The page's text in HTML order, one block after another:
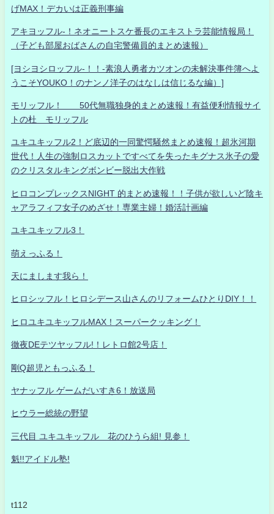
げMAX！デカいは正義刑事編
アキヨッフル-！ネオニートスケ番長のエキストラ芸能情報局！
（子ども部屋おばさんの自宅警備員的まとめ速報）
[ヨシヨシロッフル-！！-素浪人勇者カツオンの未解決事件簿へよ
うこそYOUKO！のナンノ洋子のはなしは信じるな編）]
モリッフル！ 50代無職独身的まとめ速報！有益便利情報サイ
トの杜 モリッフル
ユキユキッフル2！ど底辺的一同驚愕騒然まとめ速報！超氷河期
世代！人生の強制ロスカットですべてを失ったキグナス氷子の愛
のクリスタルキングボンビー脱出大作戦
ヒロコンプレックスNIGHT 的まとめ速報！！子供が欲しいど陰キ
ャアラフィフ女子のめざせ！専業主婦！婚活計画編
ユキユキッフル3！
萌えっふる！
天にまします我ら！
ヒロシッフル！ヒロシデース山さんのリフォームひとりDIY！！
ヒロユキユキッフルMAX！スーパークッキング！
徹夜DEテツヤッフル!！レトロ館2号店！
剛Q超児ともっふる！
ヤナッフル ゲームだいすき6！放送局
ヒウラー総統の野望
三代目 ユキユキッフル 花のひうら組! 見参！
魁!!アイドル塾!
t112